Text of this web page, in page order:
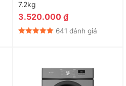
7.2kg
3.520.000 ₫
641 đánh giá